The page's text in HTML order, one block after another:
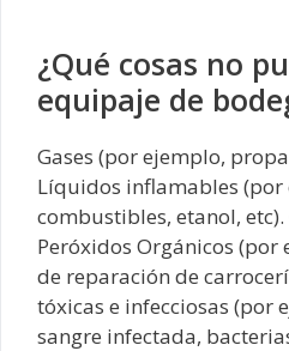
¿Qué cosas no
equipaje de
Gases (por ejemplo,
Líquidos inflamables (por
combustibles, etanol,
Peróxidos Orgánicos (por
de reparación de
tóxicas e infecciosas (por
sangre infectada,